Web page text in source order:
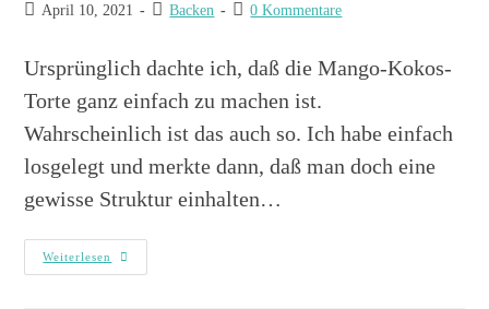
April 10, 2021 Backen 0 Kommentare
Ursprünglich dachte ich, daß die Mango-Kokos-
Torte ganz einfach zu machen ist.
Wahrscheinlich ist das auch so. Ich habe einfach
losgelegt und merkte dann, daß man doch eine
gewisse Struktur einhalten…
Weiterlesen